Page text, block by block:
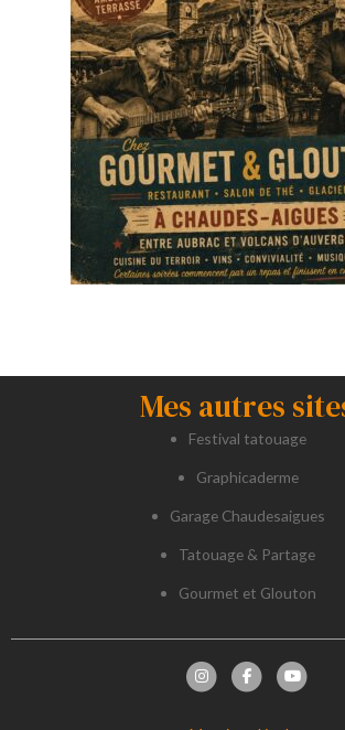
Mes autres
Festival tatouage
Graphicaderme
Garage Chaudesaigues
Tatouage & Partage
Gourmet et Glouton